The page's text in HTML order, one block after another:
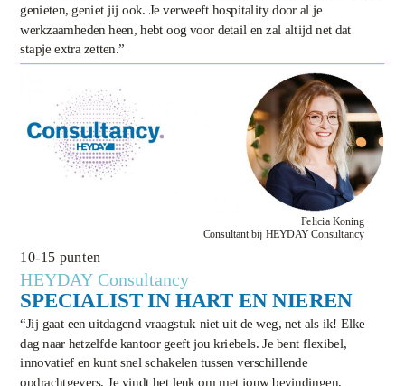
genieten, geniet jij ook. Je verweeft hospitality door al je
werkzaamheden heen, hebt oog voor detail en zal altijd net dat
stapje extra zetten.”
Felicia Koning
Consultant bij HEYDAY Consultancy
10-15 punten
HEYDAY Consultancy
SPECIALIST IN HART EN NIEREN
“Jij gaat een uitdagend vraagstuk niet uit de weg, net als ik! Elke
dag naar hetzelfde kantoor geeft jou kriebels. Je bent flexibel,
innovatief en kunt snel schakelen tussen verschillende
opdrachtgevers. Je vindt het leuk om met jouw bevindingen,